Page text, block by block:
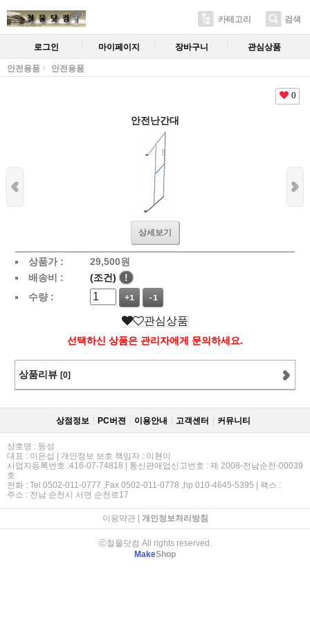
카테고리 검색
로그인 마이페이지 장바구니 관심상품
안전용품 안전용품
0
안전난간대
상세보기
상품가 : 29,500원
배송비 :
(조건)
!
수량 :
+1 -1
관심상품
선택하신 상품은 관리자에게 문의하세요.
상품리뷰 [0]
상점정보 PC버젼 이용안내 고객센터 커뮤니티
상호명 : 동성
대표 : 이은섭 | 개인정보 보호 책임자 : 이현이
사업자등록번호 :416-07-74818 | 통신판매업신고번호 : 제 2008-전남순천-00039
호
전화 : Tel 0502-011-0777 ,Fax 0502-011-0778 ,hp 010-4645-5395 | 팩스 :
주소 : 전남 순천시 서면 순천로17
이용약관| 개인정보처리방침
ⓒ철물닷컴 All rights reserved.
MakeShop